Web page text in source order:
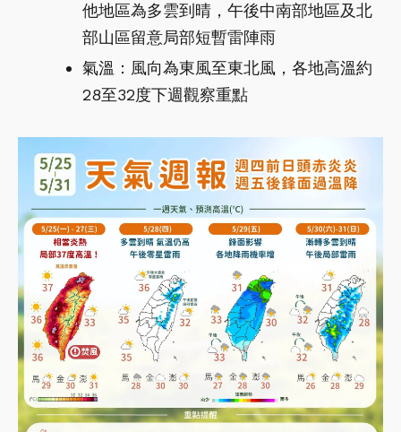
他地區為多雲到晴，午後中南部地區及北
部山區留意局部短暫雷陣雨
氣溫：風向為東風至東北風，各地高溫約
28至32度下週觀察重點